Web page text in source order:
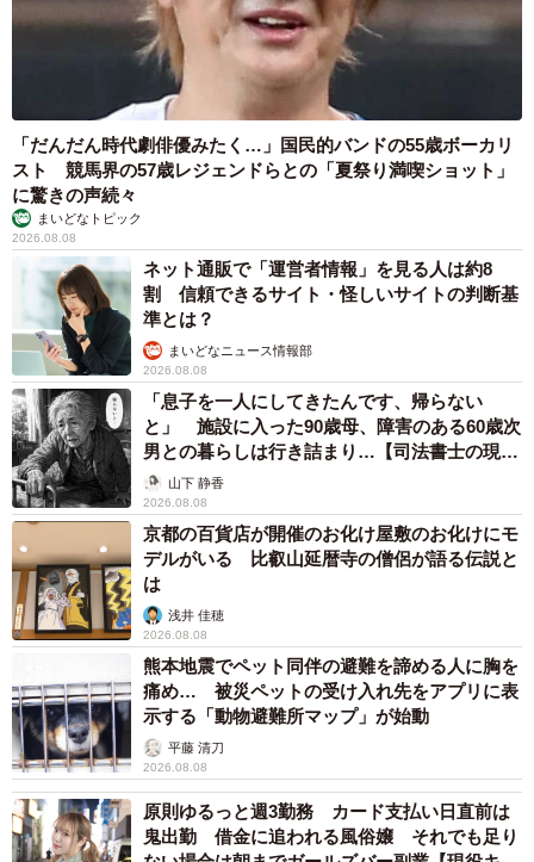
とができ、移転しほぼ新規参入状態で始めました。お客さ
まの数を見ると反響を大きく感じております。
――人気なのは、うどん・そばの自販機ですか？
まだ始まって2カ月ほどですが、5月は2530杯以上出た計算
になっています。ハンバーガー、トースト、うどんあたり
が同じくらいの1番人気ですね。土日祝日は特にお客さまが
多く、人員が増えるまでとても間に合わない状態です。平
日は一気に1/4程度に落ち着きますが、それでも想定より多
くの方に来ていただいております。
――改めまして、この場所をどう利用されたいかなどメッ
セージをお願いします。
やはりみなさんなかよしで、私どもも一緒に楽しみたい、
名所を作っていきたいと思います。そのためにはセルフ要
素が多いこの場所は、お客さまのご協力が不可欠です。ど
うかあたたかい目で見守ってやって下さい。人類は麺類！
「だんだん時代劇俳優みたく…」国民的バンドの55歳ボーカリ
スト 競馬界の57歳レジェンドらとの「夏祭り満喫ショット」
に驚きの声続々
まいどなトピック
2026.08.08
ネット通販で「運営者情報」を見る人は約8
割 信頼できるサイト・怪しいサイトの判断基
準とは？
まいどなニュース情報部
2026.08.08
「息子を一人にしてきたんです、帰らない
と」 施設に入った90歳母、障害のある60歳次
男との暮らしは行き詰まり…【司法書士の現場
から】山下 静香
2026.08.08
京都の百貨店が開催のお化け屋敷のお化けにモ
デルがいる 比叡山延暦寺の僧侶が語る伝説と
は
浅井 佳穂
2026.08.08
熊本地震でペット同伴の避難を諦める人に胸を
痛め… 被災ペットの受け入れ先をアプリに表
示する「動物避難所マップ」が始動
平藤 清刀
2026.08.08
原則ゆるっと週3勤務 カード支払い日直前は
鬼出勤 借金に追われる風俗嬢 それでも足り